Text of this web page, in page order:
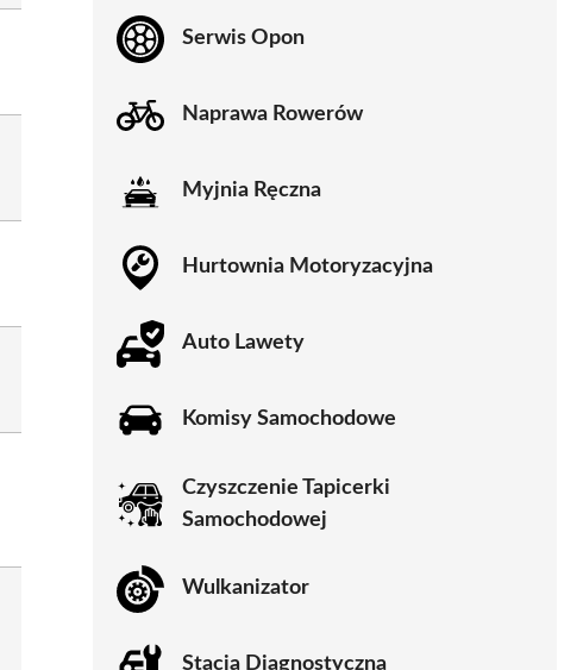
Serwis Opon
Naprawa Rowerów
Myjnia Ręczna
Hurtownia Motoryzacyjna
Auto Lawety
Komisy Samochodowe
Czyszczenie Tapicerki
Samochodowej
Wulkanizator
Stacja Diagnostyczna